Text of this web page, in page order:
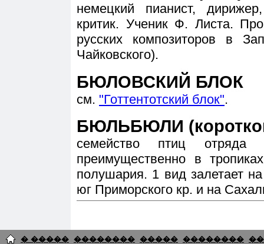
немецкий пианист,
критик. Ученик Ф. Листа.
русских композиторов в
Чайковского).
БЮЛОВСКИЙ БЛОК
см. "Готтентотский блок".
БЮЛЬБЮЛИ
семейство птиц отряда
преимущественно в
полушария. 1 вид залетает
юг Приморского кр. и на
� ����� �������� ����� ��������